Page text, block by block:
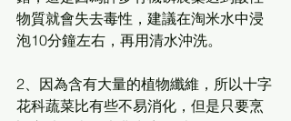
物質就會失去毒性，建議在淘米水中浸
泡10分鐘左右，再用清水沖洗。
2、因為含有大量的植物纖維，所以十字
花科蔬菜比有些不易消化，但是只要烹